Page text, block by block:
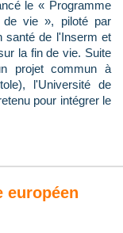
le « Programme
de vie », piloté par
santé de l'Inserm et
la fin de vie. Suite
projet commun à
l'Université de
pour intégrer le
européen